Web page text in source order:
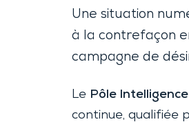
Une situation
à la contrefaçon
campagne de
Le Pôle
continue, qualifiée